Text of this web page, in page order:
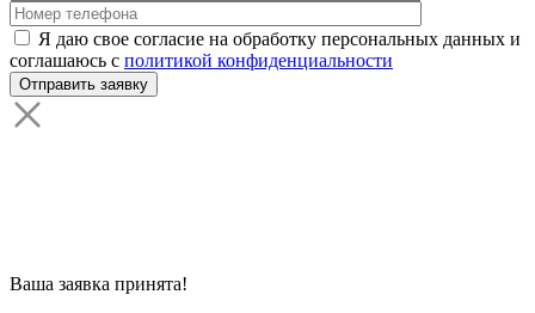
Я даю свое согласие на обработку персональных данных и
соглашаюсь с политикой конфиденциальности
Ваша заявка принята!